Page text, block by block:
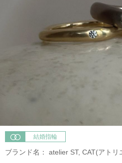
結婚指輪
ブランド名： atelier ST, CAT(アト